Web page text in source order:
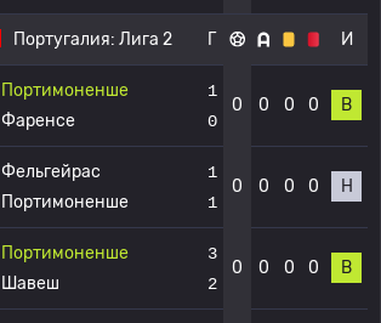
Португалия: Лига 2 Г И
Портимоненше
Фаренсе
1
0
0 0 0 0 В
Фельгейрас
Портимоненше
1
1
0 0 0 0 Н
Портимоненше
Шавеш
3
2
0 0 0 0 В